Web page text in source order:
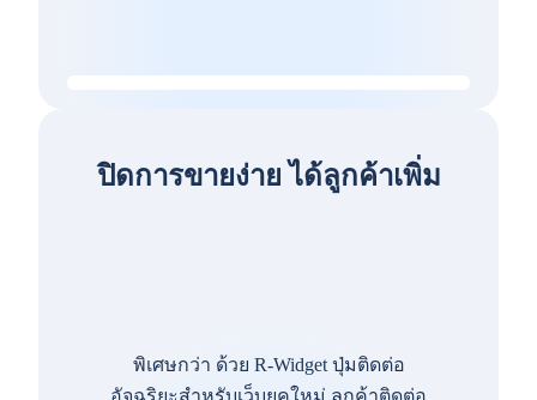
ปิดการขายง่าย ได้ลูกค้าเพิ่ม
พิเศษกว่า ด้วย R-Widget ปุ่มติดต่อ